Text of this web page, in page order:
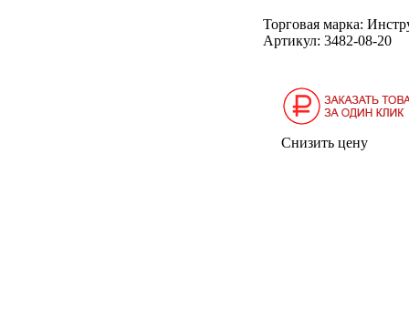
Торговая марка:
Артикул: 3482-08-20
Снизить цену